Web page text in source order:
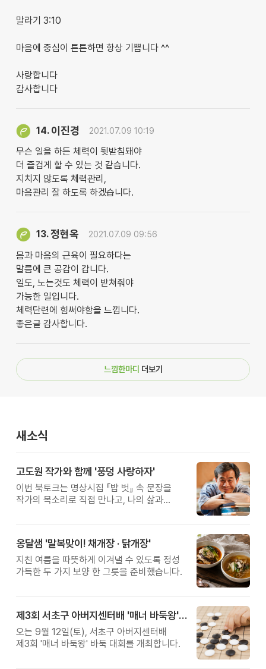
말라기 3:10
마음에 중심이 튼튼하면 항상 기쁩니다 ^^
사랑합니다
감사합니다
14. 이진경 2021.07.09 10:19
무슨 일을 하든 체력이 뒷받침돼야
더 즐겁게 할 수 있는 것 같습니다.
지치지 않도록 체력관리,
마음관리 잘 하도록 하겠습니다.
13.정현옥 2021.07.09 09:56
몸과 마음의 근육이 필요하다는
말름에 큰 공감이 갑니다.
일도, 노는것도 체력이 받쳐줘야
가능한 일입니다.
체력단련에 힘써야함을 느낍니다.
좋은글 감사합니다.
느낌한마디 더보기
새소식
고도원 작가와 함께 '풍덩 사랑하자'
이번 북토크는 명상시집 『밥 벗』 속 문장을
작가의 목소리로 직접 만나고, 나의 삶과
옹달샘 '말복맞이! 채개장 · 닭개장'
지친 여름을 따뜻하게 이겨낼 수 있도록 정성
가득한 두 가지 보양 한 그릇을 준비했습니다.
제3회 서초구 아버지센터배 '매너 바둑왕' 대회
오는 9월 12일(토), 서초구 아버지센터배
제3회 '매너 바둑왕' 바둑 대회를 개최합니다.